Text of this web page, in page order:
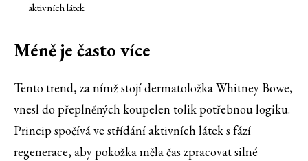
aktivních látek
Méně je často více
Tento trend, za nímž stojí dermatoložka Whitney Bowe,
vnesl do přeplněných koupelen tolik potřebnou logiku.
Princip spočívá ve střídání aktivních látek s fází
regenerace, aby pokožka měla čas zpracovat silné